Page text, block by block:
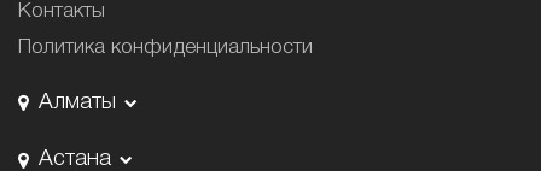
Контакты
Политика конфиденциальности
Алматы
Астана